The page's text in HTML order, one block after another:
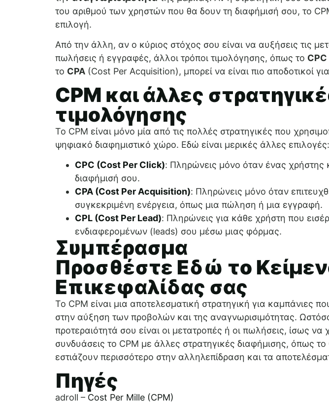
του αριθμού των χρηστών που θα δουν τη διαφήμισή σου, το
επιλογή.
Από την άλλη, αν ο κύριος στόχος σου είναι να αυξήσεις τις
πωλήσεις ή εγγραφές, άλλοι τρόποι τιμολόγησης, όπως το CPC
το CPA (Cost Per Acquisition), μπορεί να είναι πιο αποδοτικοί
CPM και άλλες
τιμολόγησης
Το CPM είναι μόνο μία από τις πολλές στρατηγικές που
ψηφιακό διαφημιστικό χώρο. Εδώ είναι μερικές άλλες επιλογές:
CPC (Cost Per Click): Πληρώνεις μόνο όταν ένας χρήστης
διαφήμισή σου.
CPA (Cost Per Acquisition): Πληρώνεις μόνο όταν
συγκεκριμένη ενέργεια, όπως μια πώληση ή μια εγγραφή.
CPL (Cost Per Lead): Πληρώνεις για κάθε χρήστη που
ενδιαφερομένων (leads) σου μέσω μιας φόρμας.
Συμπέρασμα
Προσθέστε Εδώ το
Επικεφαλίδας σας
Το CPM είναι μια αποτελεσματική στρατηγική για καμπάνιες
στην αύξηση των προβολών και της αναγνωρισιμότητας.
προτεραιότητά σου είναι οι μετατροπές ή οι πωλήσεις, ίσως να
συνδυάσεις το CPM με άλλες στρατηγικές διαφήμισης, όπως το
εστιάζουν περισσότερο στην αλληλεπίδραση και τα
Πηγές
adroll – Cost Per Mille (CPM)